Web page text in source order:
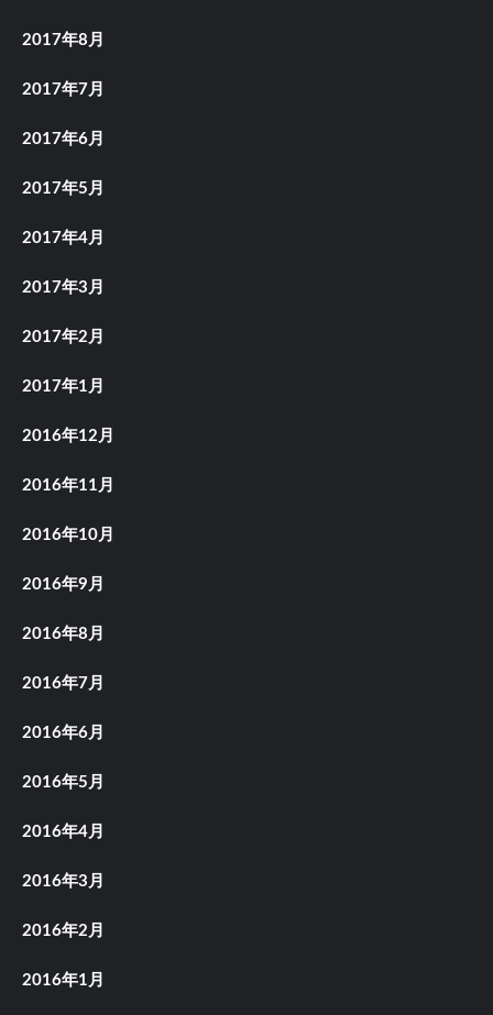
2017年8月
2017年7月
2017年6月
2017年5月
2017年4月
2017年3月
2017年2月
2017年1月
2016年12月
2016年11月
2016年10月
2016年9月
2016年8月
2016年7月
2016年6月
2016年5月
2016年4月
2016年3月
2016年2月
2016年1月